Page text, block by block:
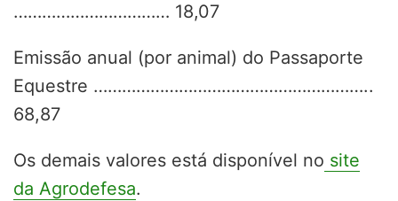
…………………………… 18,07
Emissão anual (por animal) do Passaporte
Equestre …………………………………………………..
68,87
Os demais valores está disponível no site
da Agrodefesa.